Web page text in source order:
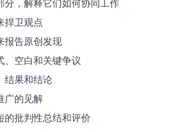
分，解释它们如何协同工作
捍卫观点
报告原创发现
、空白和关键争议
结果和结论
广的见解
的批判性总结和评价